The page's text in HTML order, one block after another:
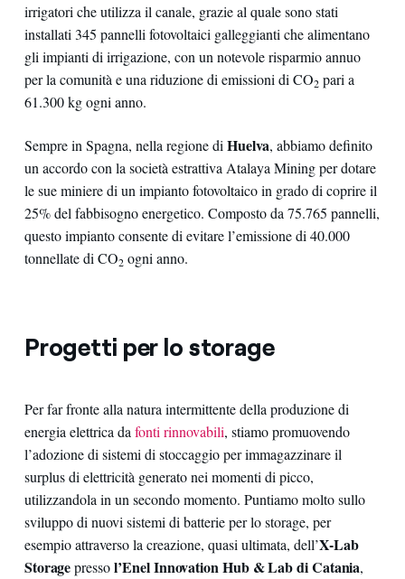
irrigatori che utilizza il canale, grazie al quale sono stati
installati 345 pannelli fotovoltaici galleggianti che alimentano
gli impianti di irrigazione, con un notevole risparmio annuo
per la comunità e una riduzione di emissioni di CO2 pari a
61.300 kg ogni anno.
Sempre in Spagna, nella regione diHuelva, abbiamo definito
un accordo con la società estrattiva Atalaya Mining per dotare
le sue miniere di un impianto fotovoltaico in grado di coprire il
25% del fabbisogno energetico. Composto da 75.765 pannelli,
questo impianto consente di evitare l’emissione di 40.000
tonnellate di CO2 ogni anno.
Progetti per lo storage
Per far fronte alla natura intermittente della produzione di
energia elettrica dafonti rinnovabili, stiamo promuovendo
l’adozione di sistemi di stoccaggio per immagazzinare il
surplus di elettricità generato nei momenti di picco,
utilizzandola in un secondo momento. Puntiamo molto sullo
sviluppo di nuovi sistemi di batterie per lo storage, per
esempio attraverso la creazione, quasi ultimata, dell’X-Lab
Storagepressol’Enel Innovation Hub & Lab di Catania,